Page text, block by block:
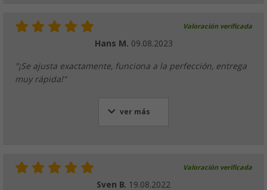
Valoración verificada
Hans M. 09.08.2023
"¡Se ajusta exactamente, funciona a la perfección, entrega
muy rápida!"
ver más
Valoración verificada
Sven B. 19.08.2022